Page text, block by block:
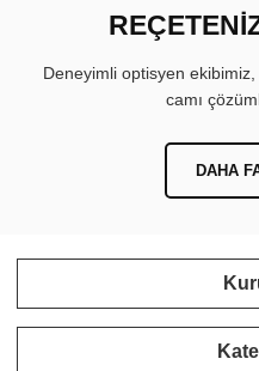
Deneyimli optisyen
camı
DAHA